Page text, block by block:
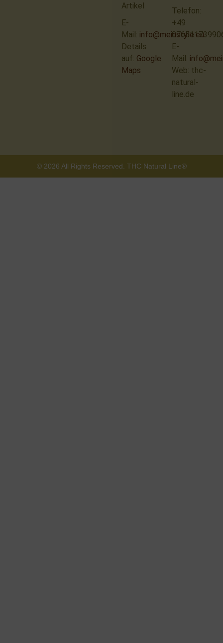
Telefon:
+49
E-
Mail:
Web: thc-
natural-
line.de
Artikel
E-
Mail: info@meinstyle.eu
Details
auf: Google
Maps
© 2026 All Rights Reserved. THC Natural Line®